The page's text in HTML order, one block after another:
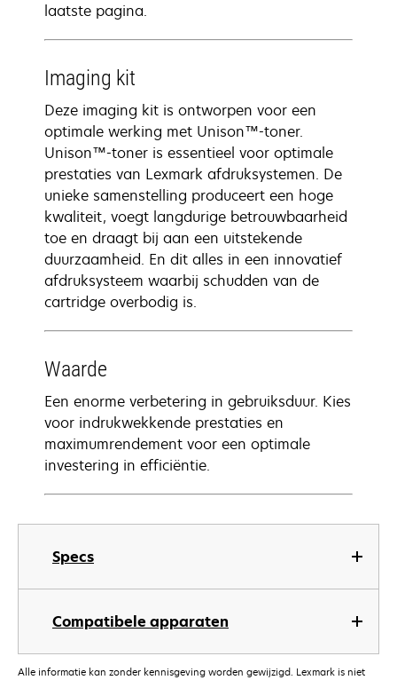
Specs
Compatibele apparaten
laatste pagina.
Imaging kit
Deze imaging kit is ontworpen voor een
optimale werking met Unison™-toner.
Unison™-toner is essentieel voor optimale
prestaties van Lexmark afdruksystemen. De
unieke samenstelling produceert een hoge
kwaliteit, voegt langdurige betrouwbaarheid
toe en draagt bij aan een uitstekende
duurzaamheid. En dit alles in een innovatief
afdruksysteem waarbij schudden van de
cartridge overbodig is.
Waarde
Een enorme verbetering in gebruiksduur. Kies
voor indrukwekkende prestaties en
maximumrendement voor een optimale
investering in efficiëntie.
Alle informatie kan zonder kennisgeving worden gewijzigd. Lexmark is niet